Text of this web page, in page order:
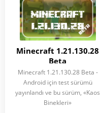
Minecraft 1.21.130.28
Beta
Minecraft 1.21.130.28 Beta -
Android için test sürümü
yayınlandı ve bu sürüm, «Kaos
Binekleri»